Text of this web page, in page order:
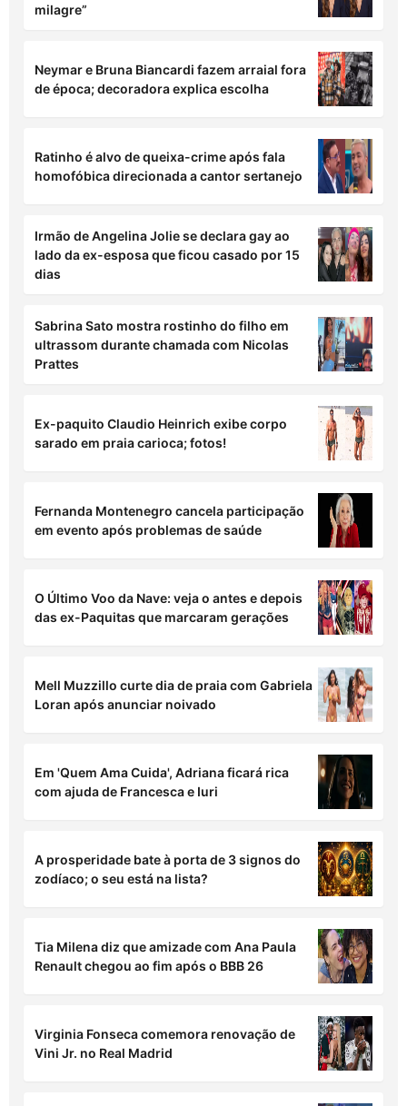
milagre”
Neymar e Bruna Biancardi fazem arraial fora
de época; decoradora explica escolha
Ratinho é alvo de queixa-crime após fala
homofóbica direcionada a cantor sertanejo
Irmão de Angelina Jolie se declara gay ao
lado da ex-esposa que ficou casado por 15
dias
Sabrina Sato mostra rostinho do filho em
ultrassom durante chamada com Nicolas
Prattes
Ex-paquito Claudio Heinrich exibe corpo
sarado em praia carioca; fotos!
Fernanda Montenegro cancela participação
em evento após problemas de saúde
O Último Voo da Nave: veja o antes e depois
das ex-Paquitas que marcaram gerações
Mell Muzzillo curte dia de praia com Gabriela
Loran após anunciar noivado
Em 'Quem Ama Cuida', Adriana ficará rica
com ajuda de Francesca e Iuri
A prosperidade bate à porta de 3 signos do
zodíaco; o seu está na lista?
Tia Milena diz que amizade com Ana Paula
Renault chegou ao fim após o BBB 26
Virginia Fonseca comemora renovação de
Vini Jr. no Real Madrid